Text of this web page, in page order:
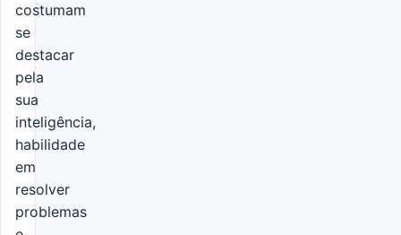
costumam
se
destacar
pela
sua
inteligência,
habilidade
em
resolver
problemas